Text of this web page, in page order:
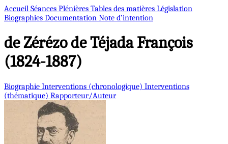
Accueil Séances Plénières Tables des matières Législation
Biographies Documentation Note d’intention
de Zérézo de TéjadaFrançois
(1824-1887)
Biographie Interventions (chronologique) Interventions
(thématique) Rapporteur/Auteur